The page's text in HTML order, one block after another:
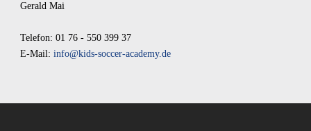
Gerald Mai
Telefon: 01 76 - 550 399 37
E-Mail: info@kids-soccer-academy.de